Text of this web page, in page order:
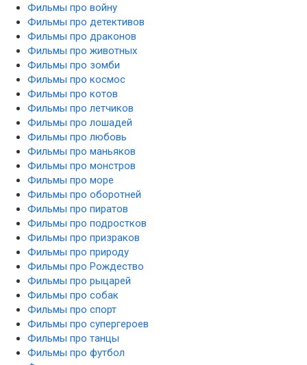
Фильмы про войну
Фильмы про детективов
Фильмы про драконов
Фильмы про животных
Фильмы про зомби
Фильмы про космос
Фильмы про котов
Фильмы про летчиков
Фильмы про лошадей
Фильмы про любовь
Фильмы про маньяков
Фильмы про монстров
Фильмы про море
Фильмы про оборотней
Фильмы про пиратов
Фильмы про подростков
Фильмы про призраков
Фильмы про природу
Фильмы про Рождество
Фильмы про рыцарей
Фильмы про собак
Фильмы про спорт
Фильмы про супергероев
Фильмы про танцы
Фильмы про футбол